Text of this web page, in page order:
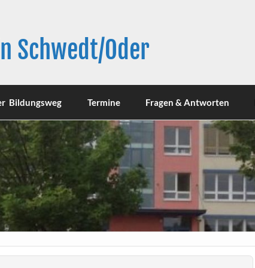
Schwedt/Oder
Bildungsweg Termine Fragen & Antworten